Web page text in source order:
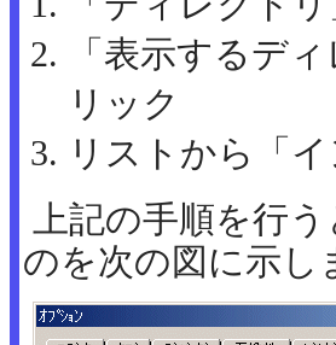
「表示するデ
リック
リストから「
上記の手順を行
のを次の図に示し